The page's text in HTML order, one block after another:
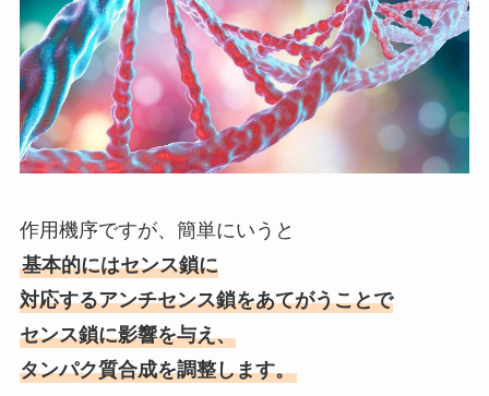
作用機序ですが、簡単にいうと
基本的にはセンス鎖に
対応するアンチセンス鎖をあてがうことで
センス鎖に影響を与え、
タンパク質合成を調整します。